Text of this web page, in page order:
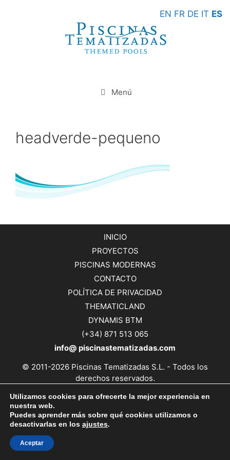
Menú
headverde-pequeno
INICIO
PROYECTOS
PISCINAS MODERNAS
CONTACTO
POLÍTICA DE PRIVACIDAD
THEMATICLAND
DYNAMIS BTM
(+34) 871 513 065
info@ piscinastematizadas.com
© 2011-2026 Piscinas Tematizadas S.L. - Todos los
derechos reservados.
PALMA DE MALLORCA, BALEARES, ESPAÑA. |+34 871 513
065 | info@ piscinastematizadas.com
EN FR DE IT ES
Utilizamos cookies para ofrecerte la mejor experiencia en
nuestra web.
Puedes aprender más sobre qué cookies utilizamos o
desactivarlas en los ajustes.
Aceptar